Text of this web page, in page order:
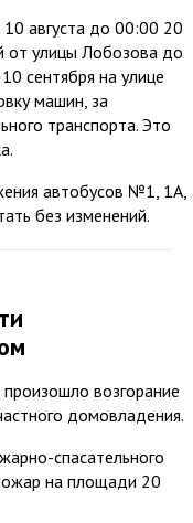
августа до 00:00 20
от улицы Лобозова до
сентября на улице
машин, за
транспорта. Это
автобусов №1, 1А,
без изменений.
возгорание
домовладения.
спасательного
на площади 20